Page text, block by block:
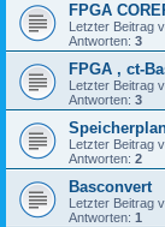
FPGA
Letzter Beitrag
Antworten: 3
FPGA , ct-
Letzter Beitrag
Antworten: 3
Letzter Beitrag
Antworten: 2
Basconvert
Letzter Beitrag
Antworten: 1